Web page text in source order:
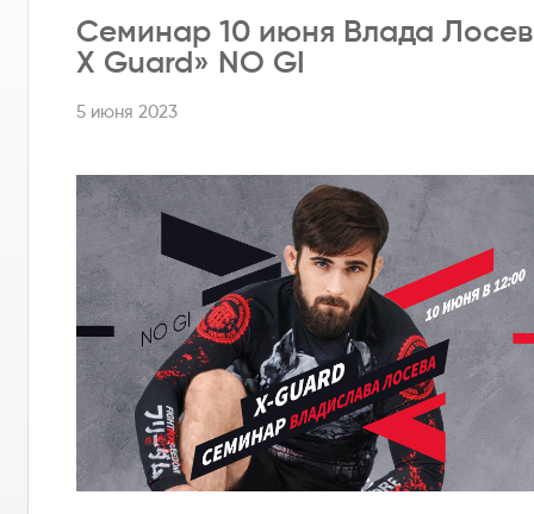
Семинар 10 июня Влада
X Guard» NO GI
5 июня 2023